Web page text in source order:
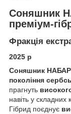
Соняшник
преміум-
Фракція
2025 р
Соняшник
покоління
прагнуть
навіть у складних
Гібрид поєднує